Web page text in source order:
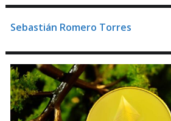
Sebastián Romero Torres